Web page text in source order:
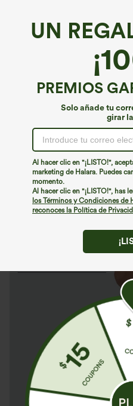
UN
PREMIOS
Solo añade tu
girar
Al hacer clic en "¡LISTO!",
marketing de Halara. Puedes
momento.
Al hacer clic en "¡LISTO!", has
los Términos y Condiciones de
reconoces la Política de
SoftlyZero™*
SoftlyZero™ Shorts de
alto con detalle
de encaje, 5'' - UPF50+
80 )
€44,95 EUR